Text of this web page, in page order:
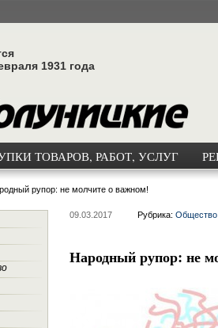
1931 года
ТОВАРОВ, РАБОТ, УСЛУГ
рупор: не молчите о важном!
09.03.2017 Рубрика: Общество
Народный рупор: не